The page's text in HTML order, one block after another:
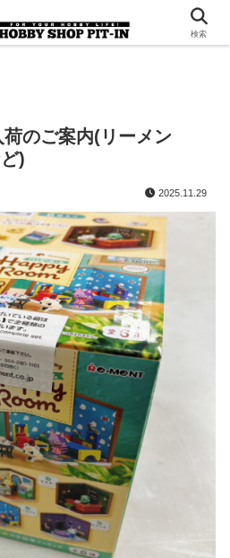
ルを販売。 ピットインのウェブサイトです
のご案内(リーメン
)
2025.11.29
検索